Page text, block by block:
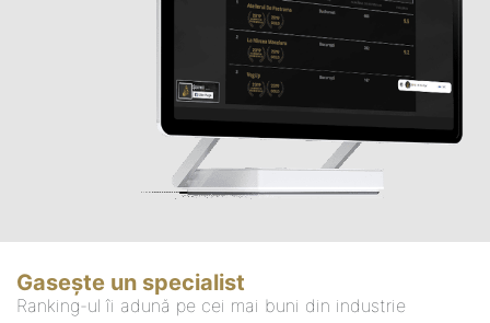
Gasește un specialist
Ranking-ul îi adună pe cei mai buni din industrie